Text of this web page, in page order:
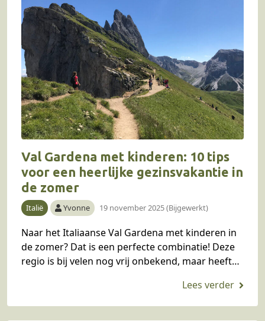
Val Gardena met kinderen: 10 tips
voor een heerlijke gezinsvakantie in
de zomer
Italië Yvonne 19 november 2025 (Bijgewerkt)
Naar het Italiaanse Val Gardena met kinderen in
de zomer? Dat is een perfecte combinatie! Deze
regio is bij velen nog vrij onbekend, maar heeft